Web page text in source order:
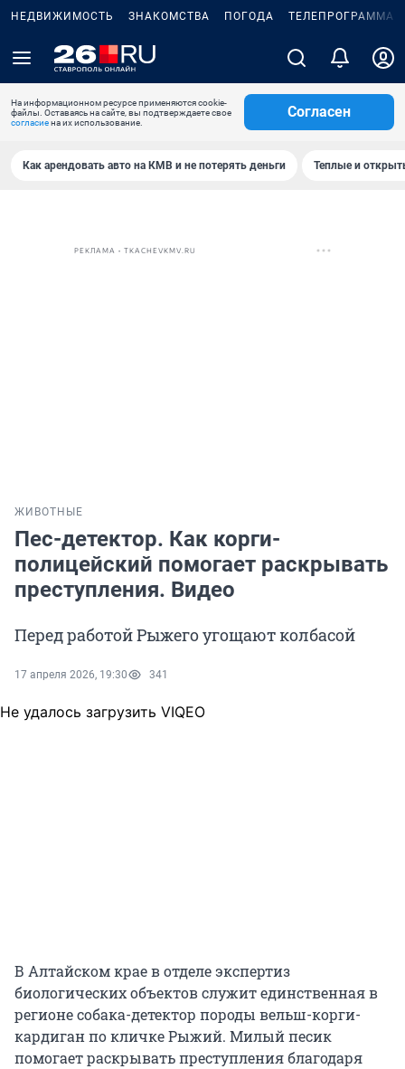
НЕДВИЖИМОСТЬ ЗНАКОМСТВА ПОГОДА ТЕЛЕПРОГРАММА
На информационном ресурсе применяются cookie-
файлы. Оставаясь на сайте, вы подтверждаете свое
согласиена их использование.
Согласен
Как арендовать авто на КМВ и не потерять деньги Теплые и
РЕКЛАМА • TKACHEVKMV.RU
ЖИВОТНЫЕ
Пес-детектор. Как корги-
полицейский помогает раскрывать
преступления. Видео
Перед работой Рыжего угощают колбасой
17 апреля 2026, 19:30 341
Не удалось загрузить VIQEO
В Алтайском крае в отделе экспертиз
биологических объектов служит единственная в
регионе собака-детектор породы вельш-корги-
кардиган по кличке Рыжий. Милый песик
помогает раскрывать преступления благодаря